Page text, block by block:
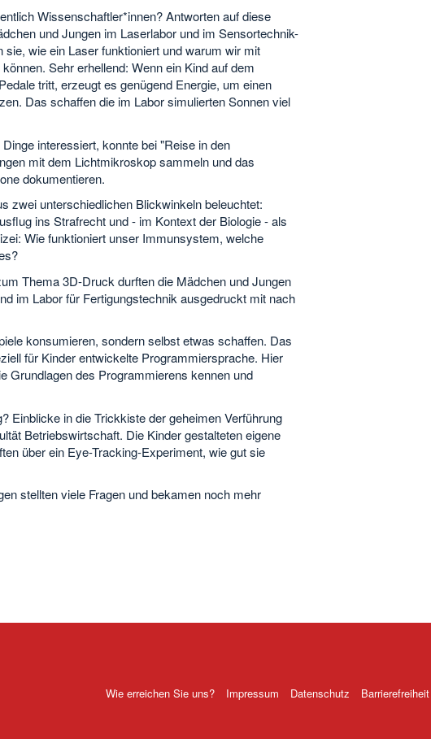
Wissenschaftler*innen? Antworten auf diese
und Jungen im Laserlabor und im Sensortechnik-
wie ein Laser funktioniert und warum wir mit
Sehr erhellend: Wenn ein Kind auf dem
tritt, erzeugt es genügend Energie, um einen
Das schaffen die im Labor simulierten Sonnen viel
interessiert, konnte bei "Reise in den
mit dem Lichtmikroskop sammeln und das
dokumentieren.
zwei unterschiedlichen Blickwinkeln beleuchtet:
ins Strafrecht und - im Kontext der Biologie - als
Wie funktioniert unser Immunsystem, welche
Thema 3D-Druck durften die Mädchen und Jungen
im Labor für Fertigungstechnik ausgedruckt mit nach
konsumieren, sondern selbst etwas schaffen. Das
für Kinder entwickelte Programmiersprache. Hier
Grundlagen des Programmierens kennen und
Einblicke in die Trickkiste der geheimen Verführung
Betriebswirtschaft. Die Kinder gestalteten eigene
über ein Eye-Tracking-Experiment, wie gut sie
stellten viele Fragen und bekamen noch mehr
Wie erreichen Sie uns? Impressum Datenschutz Barrierefreiheit